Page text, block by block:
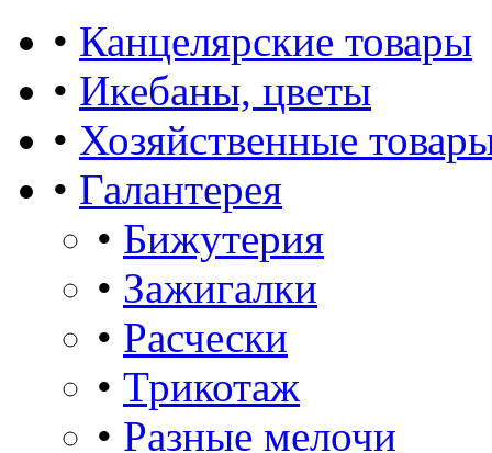
• Канцелярские товары
• Икебаны, цветы
• Хозяйственные
• Галантерея
• Бижутерия
• Зажигалки
• Расчески
• Трикотаж
• Разные мелочи